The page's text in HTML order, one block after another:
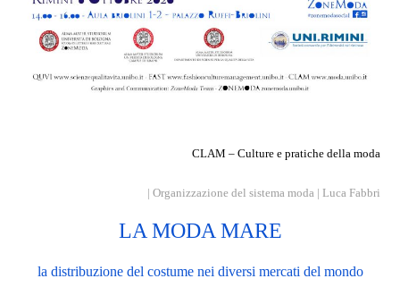
CLAM – Culture e pratiche della moda
| Organizzazione del sistema moda | Luca Fabbri
LA MODA MARE
la distribuzione del costume nei diversi mercati del mondo